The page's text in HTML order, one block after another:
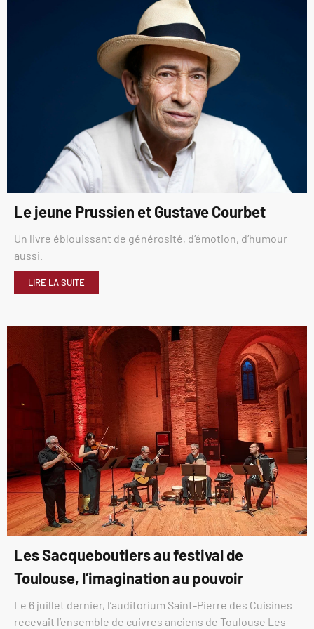
Le jeune Prussien et Gustave Courbet
Un livre éblouissant de générosité, d’émotion, d’humour
aussi.
LIRE LA SUITE
Les Sacqueboutiers au festival de
Toulouse, l’imagination au pouvoir
Le 6 juillet dernier, l’auditorium Saint-Pierre des Cuisines
recevait l’ensemble de cuivres anciens de Toulouse Les